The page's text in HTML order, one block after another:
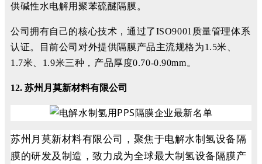
供碱性水电解用聚苯硫醚隔膜。
公司拥有自己的核心技术，通过了ISO9001质量管理体系
认证。目前公司对外提供隔膜产品主流规格为1.5米、
1.7米、1.9米三种，产品厚度0.70-0.90mm。
12. 苏州月莫新材料有限公司
苏州月莫新材料有限公司，聚焦于电解水制氢设备隔
膜的研发及制造，致力成为全球最大制氢设备隔膜产